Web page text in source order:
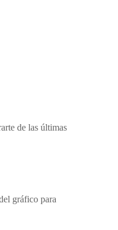
de las últimas
gráfico para